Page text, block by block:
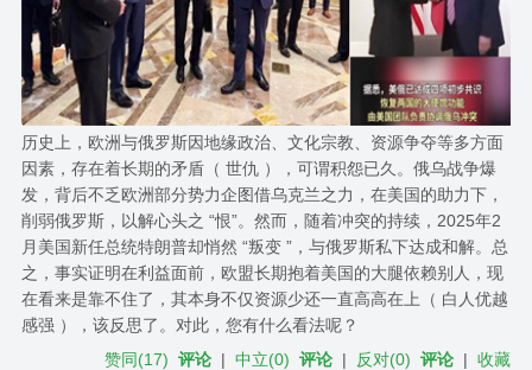
历史上，欧洲与俄罗斯因地缘政治、文化宗教、资源争夺等多方面
因素，存在着长期的矛盾（ 世仇 ），可谓积怨已久。俄乌战争爆
发，背后不乏欧洲部分势力企图借乌克兰之力，在美国的助力下，
削弱俄罗斯，以解心头之 “恨”。然而，随着冲突的持续，2025年2
月美国新任总统特朗普却悄然 “叛变 ”，与俄罗斯私下达成和解。总
之，事实证明在利益面前，欧盟长期抱着美国的大腿依赖别人，现
在看来是靠不住了，其本身不仅资源少还一直高高在上（ 白人优越
感强 ），该反思了。对此，您有什么看法呢？
赞同(17) 评论 |中立(0) 评论 | 反对(0) 评论 |收藏